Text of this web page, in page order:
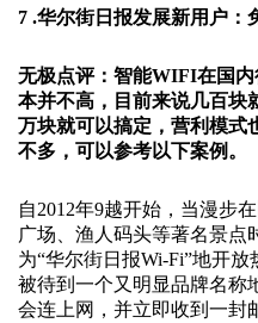
7 .华尔街日报发展新用户：
无极点评：智能WIFI在国
本并不高，目前来说几百块
万块就可以搞定，营利模式
不多，可以参考以下案例。
自2012年9越开始，当漫步
广场、渔人码头等著名景点
为“华尔街日报Wi-Fi”地开
被待到一个又明显品牌名称
会连上网，并立即收到一封